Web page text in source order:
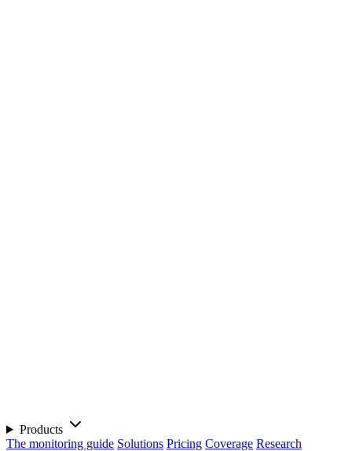
Products
The monitoring guide Solutions Pricing Coverage Research